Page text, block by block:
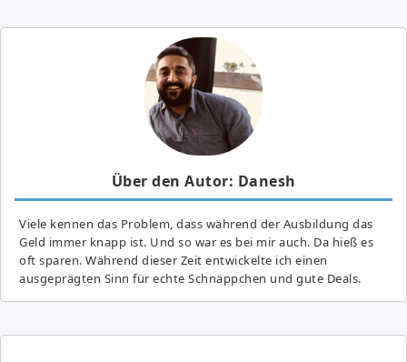
Über den Autor: Danesh
Viele kennen das Problem, dass während der Ausbildung das
Geld immer knapp ist. Und so war es bei mir auch. Da hieß es
oft sparen. Während dieser Zeit entwickelte ich einen
ausgeprägten Sinn für echte Schnäppchen und gute Deals.